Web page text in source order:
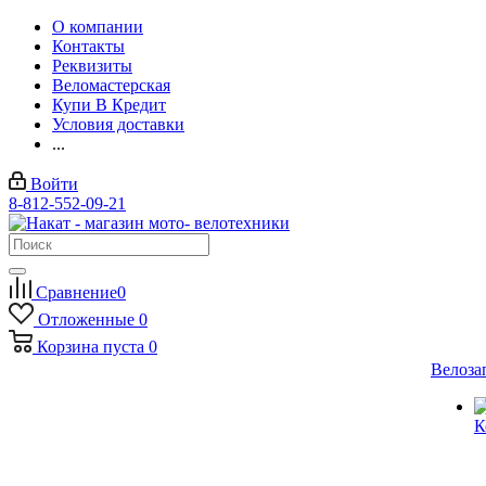
О компании
Контакты
Реквизиты
Веломастерская
Купи В Кредит
Условия доставки
...
Войти
8-812-552-09-21
Сравнение0
Отложенные 0
Корзина пуста 0